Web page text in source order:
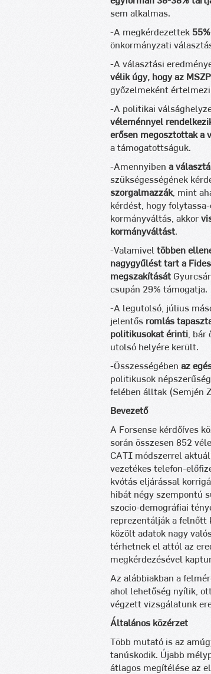
sem alkalmas.
-A megkérdezettek
önkormányzati
-A választási
vélik úgy, hogy az
győzelmeként
-A politikai
véleménnyel
erősen megosztottak a
a támogatottságuk.
-Amennyiben a
szükségességének
szorgalmazzák, mint
kérdést, hogy
kormányváltás, akkor
kormányváltást.
-Valamivel többen
nagygyűlést tart a
megszakítását
csupán 29% támogatja.
-A legutolsó, július
jelentős romlás
politikusokat érinti ,
utolsó helyére került.
-Összességében az
politikusok
felében álltak (Semjén
Bevezető
A Forsense kérdőíves
során összesen 852
CATI módszerrel
vezetékes telefon-
kvótás eljárással
hibát négy szempontú
szocio-demográfiai
reprezentálják a felnőtt
közölt adatok nagy
térhetnek el attól az
megkérdezésével
Az alábbiakban a
ahol lehetőség nyílik,
végzett vizsgálatunk
Általános közérzet
Több mutató is az
tanúskodik. Újabb
átlagos megítélése az